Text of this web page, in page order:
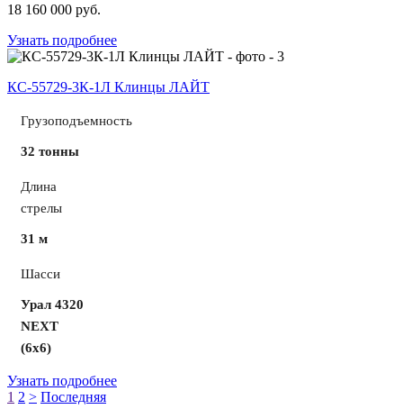
18 160 000 pуб.
Узнать подробнее
КС-55729-3К-1Л Клинцы ЛАЙТ
Грузоподъемность
32 тонны
Длина
стрелы
31 м
Шасси
Урал 4320
NEXT
(6х6)
Узнать подробнее
1 2 > Последняя